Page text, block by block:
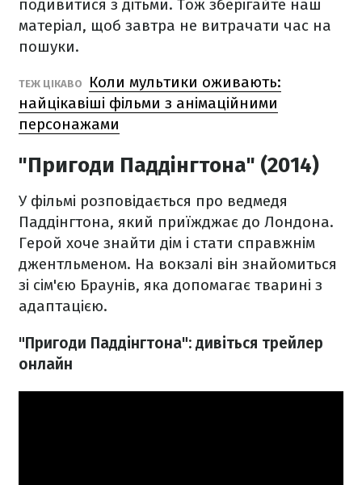
подивитися з дітьми. Тож зберігайте наш
матеріал, щоб завтра не витрачати час на
пошуки.
ТЕЖ ЦІКАВО
Коли мультики оживають:
найцікавіші фільми з анімаційними
персонажами
"Пригоди Паддінгтона" (2014)
У фільмі розповідається про ведмедя
Паддінгтона, який приїжджає до Лондона.
Герой хоче знайти дім і стати справжнім
джентльменом. На вокзалі він знайомиться
зі сім'єю Браунів, яка допомагає тварині з
адаптацією.
"Пригоди Паддінгтона": дивіться трейлер
онлайн